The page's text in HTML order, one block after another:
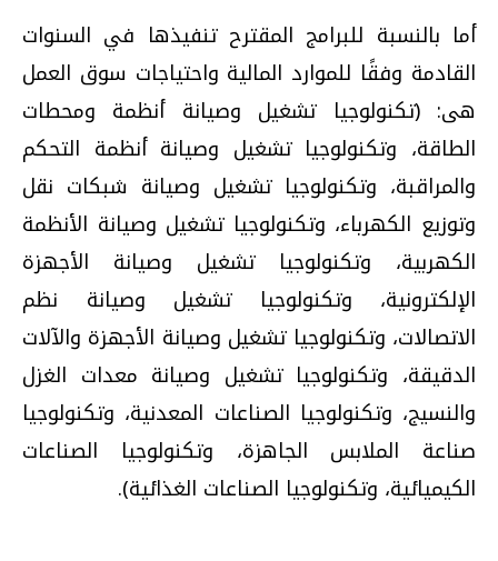
أما بالنسبة للبرامج المقترح تنفيذها في السنوات
القادمة وفقًا للموارد المالية واحتياجات سوق العمل
هى: (تكنولوجيا تشغيل وصيانة أنظمة ومحطات
الطاقة، وتكنولوجيا تشغيل وصيانة أنظمة التحكم
والمراقبة، وتكنولوجيا تشغيل وصيانة شبكات نقل
وتوزيع الكهرباء، وتكنولوجيا تشغيل وصيانة الأنظمة
الكهربية، وتكنولوجيا تشغيل وصيانة الأجهزة
الإلكترونية، وتكنولوجيا تشغيل وصيانة نظم
الاتصالات، وتكنولوجيا تشغيل وصيانة الأجهزة والآلات
الدقيقة، وتكنولوجيا تشغيل وصيانة معدات الغزل
والنسيج، وتكنولوجيا الصناعات المعدنية، وتكنولوجيا
صناعة الملابس الجاهزة، وتكنولوجيا الصناعات
الكيميائية، وتكنولوجيا الصناعات الغذائية).